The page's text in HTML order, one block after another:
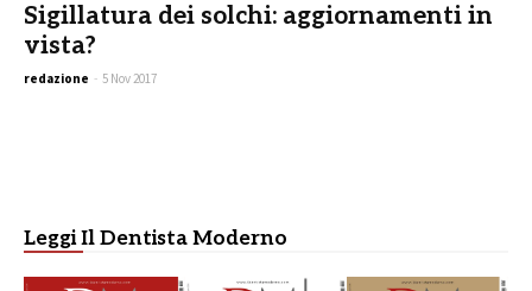
Sigillatura dei solchi: aggiornamenti in
vista?
redazione - 5 Nov 2017
Leggi Il Dentista Moderno